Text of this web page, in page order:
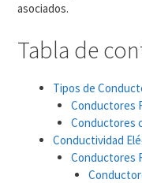
asociados.
Tabla de
Tipos de
Conductores
Conductores
Conductividad
Conductores